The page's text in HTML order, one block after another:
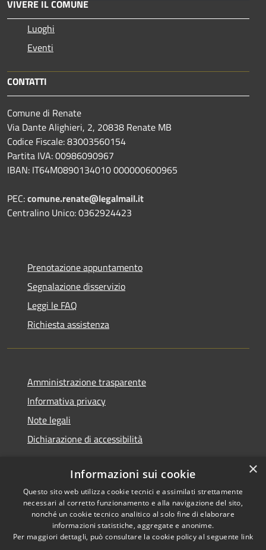
VIVERE IL COMUNE
Luoghi
Eventi
CONTATTI
Comune di Renate
Via Dante Alighieri, 2, 20838 Renate MB
Codice Fiscale: 83003560154
Partita IVA: 00986090967
IBAN: IT64M0890134010 000000600965
PEC:comune.renate@legalmail.it
Centralino Unico: 0362924423
Prenotazione appuntamento
Segnalazione disservizio
Leggi le FAQ
Richiesta assistenza
Amministrazione trasparente
Informativa privacy
Note legali
Dichiarazione di accessibilità
RSS
Accessibilità
Cookie
Copyright © 2026 • Comune di
Renate • Powered by
Municipium•Accesso
redazione
×
Informazioni sui cookie
Questo sito web utilizza cookie tecnici e assimilati strettamente
necessari al corretto funzionamento e alla navigazione del sito,
nonché un cookie tecnico analitico al solo fine di elaborare
informazioni statistiche, aggregate e anonime.
Per maggiori dettagli, può consultare la cookie policy al seguente link